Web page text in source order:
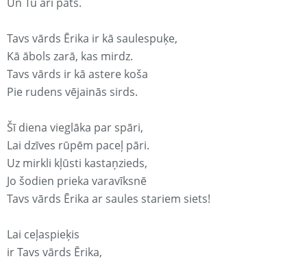
Tavs vārds Ērika ir kā saulespuķe,
Kā ābols zarā, kas mirdz.
Tavs vārds ir kā astere koša
Pie rudens vējainās sirds.
Šī diena vieglāka par spāri,
Lai dzīves rūpēm paceļ pāri.
Uz mirkli kļūsti kastaņzieds,
Jo šodien prieka varavīksnē
Tavs vārds Ērika ar saules stariem siets!
Lai ceļaspieķis
ir Tavs vārds Ērika,